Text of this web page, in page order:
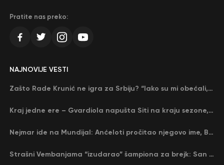
Pratite nas preko:
NAJNOVIJE VESTI
Zašto Rade Krunić ne igra za Srbiju? “Iako su mi obećali, niko me nije zvao…”
Kraj jedne ere – Gvardiola napušta Siti na kraju sezone, menja ga njegov nekadašnji rival
Nejmar ide na Mundijal: Anćeloti pročitao njegovo ime, Brazil u delirijumu (VIDEO)
Strašni Vembanjama “izudarao” šampiona za brejk: San Antonio poveo protiv Oklahome